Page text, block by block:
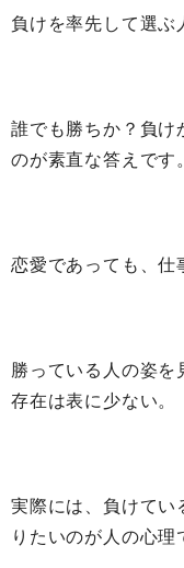
負けを率先して選ぶ
誰でも勝ちか？負け
のが素直な答えです
恋愛であっても、仕
勝っている人の姿を
存在は表に少ない。
実際には、負けてい
りたいのが人の心理